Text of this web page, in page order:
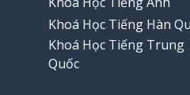
Khoá Học Tiếng Hàn
Khoá Học Tiếng Trung
Quốc